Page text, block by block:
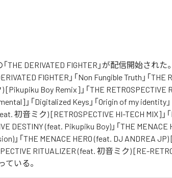
THE DERIVATED FIGHTER」が配信開始され
FIGHTER」「Non Fungible Truth」「
[Pikupiku Boy Remix]」「THE RETROSPECTIVE
」「Digitalized Keys」「Origin of my identity」
初音ミク) [RETROSPECTIVE HI-TECH MIX]」「
DESTINY (feat. Pikupiku Boy)」「THE MENACE
」「THE MENACE HERO (feat. DJ ANDREA JP)
RITUALIZER (feat. 初音ミク) [RE-
ている。